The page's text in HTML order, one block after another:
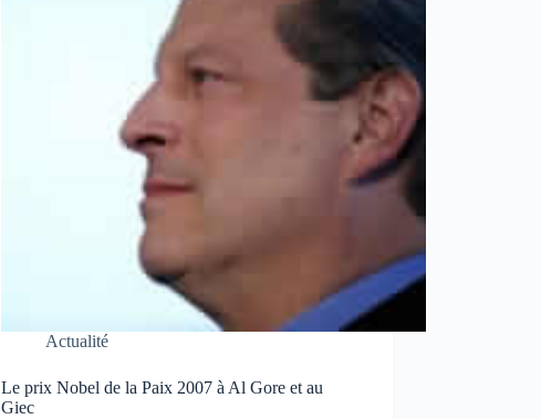
Actualité
Le prix Nobel de la Paix 2007 à Al Gore et au
Giec